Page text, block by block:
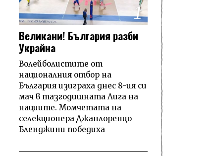
1
Великани! България разби
Украйна
Волейболистите от
националния отбор на
България изиграха днес 8-ия си
мач в тазгодишната Лига на
нациите. Момчетата на
селекционера Джанлоренцо
Бленджини победиха